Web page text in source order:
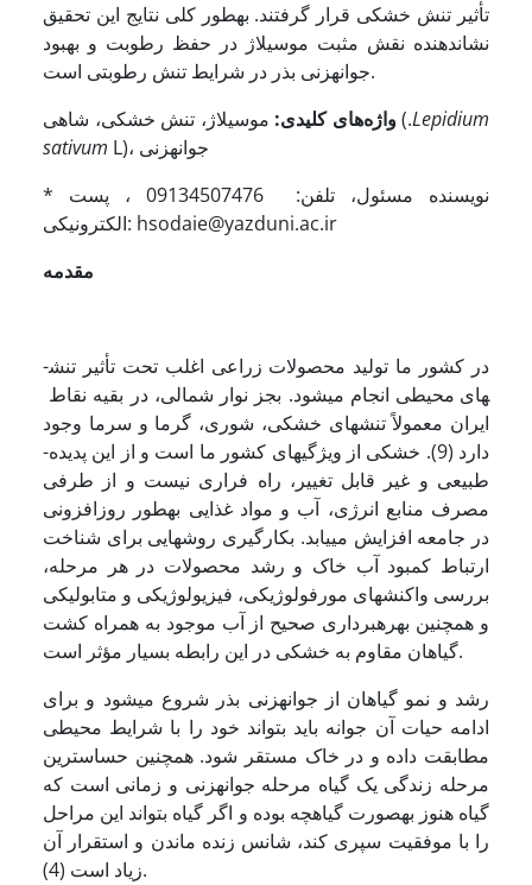
تأثیر تنش خشکی قرار گرفتند. به­طور کلی نتایج این تحقیق
نشان­دهنده نقش مثبت موسیلاژ در حفظ رطوبت و بهبود
جوانه­زنی بذر در شرایط تنش رطوبتی است.
واژه‌های کلیدی:موسیلاژ، تنش خشکی، شاهی (.Lepidium
sativum
L)، جوانه­زنی
* نویسنده مسئول، تلفن: 09134507476 ، پست
الکترونیکی: hsodaie@yazduni.ac.ir
مقدمه
در کشور ما تولید محصولات زراعی اغلب تحت تأثیر تنش­
های محیطی انجام می­شود. بجز نوار شمالی، در بقیه نقاط
ایران معمولاً تنش­های خشکی، شوری، گرما و سرما وجود
دارد (9). خشکی از ویژگی­های کشور ما است و از این پدیده­
طبیعی و غیر قابل تغییر، راه فراری نیست و از طرفی
مصرف منابع انرژی، آب و مواد غذایی به­طور روزافزونی
در جامعه افزایش می­یابد. بکارگیری روش­هایی برای شناخت
ارتباط کمبود آب خاک و رشد محصولات در هر مرحله،
بررسی واکنش­های مورفولوژیکی، فیزیولوژیکی و متابولیکی
و همچنین بهره­برداری صحیح از آب موجود به همراه کشت
گیاهان مقاوم به خشکی در این رابطه بسیار مؤثر است.
رشد و نمو گیاهان از جوانه­زنی بذر شروع می­شود و برای
ادامه حیات آن جوانه باید بتواند خود را با شرایط محیطی
مطابقت داده و در خاک مستقر شود. همچنین حساس­ترین
مرحله زندگی یک گیاه مرحله جوانه­زنی و زمانی است که
گیاه هنوز به­صورت گیاهچه بوده و اگر گیاه بتواند این مراحل
را با موفقیت سپری کند، شانس زنده ماندن و استقرار آن
زیاد است (4).